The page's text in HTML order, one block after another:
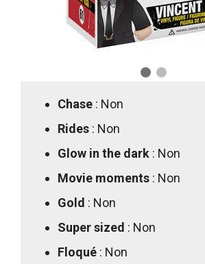
Chase : Non
Rides : Non
Glow in the dark : Non
Movie moments : Non
Gold : Non
Super sized : Non
Floqué : Non